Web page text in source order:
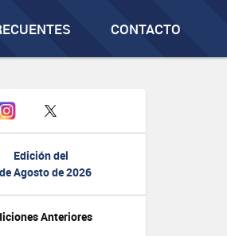
CONTACTO
Edición del
Agosto de 2026
Anteriores